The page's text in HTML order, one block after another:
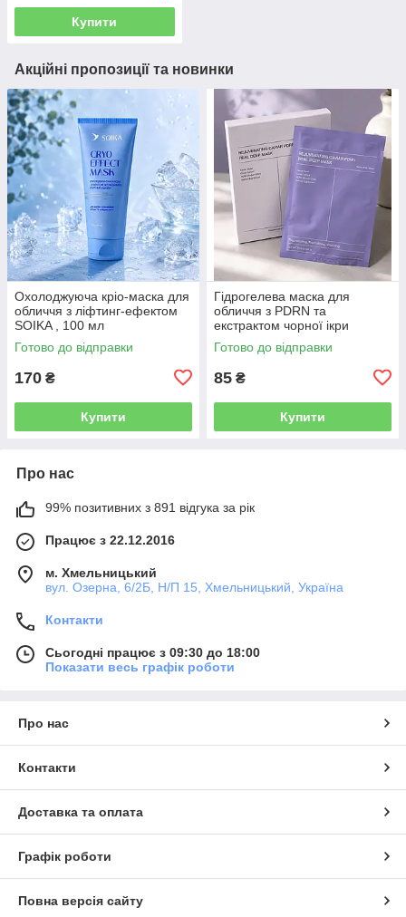
Купити
Акційні пропозиції та новинки
Охолоджуюча кріо-маска для
обличчя з ліфтинг-ефектом
SOIKA , 100 мл
Готово до відправки
170 ₴
Купити
Гідрогелева маска для
обличчя з PDRN та
екстрактом чорної ікри
REJUVENATING CAVIAR
PDRN REAL DEEP MASK, 34 г
Готово до відправки
85 ₴
Купити
Про нас
99% позитивних з 891 відгука за рік
Працює з 22.12.2016
м. Хмельницький
вул. Озерна, 6/2Б, Н/П 15, Хмельницький, Україна
Контакти
Сьогодні працює з 09:30 до 18:00
Показати весь графік роботи
Про нас
Контакти
Доставка та оплата
Графік роботи
Повна версія сайту